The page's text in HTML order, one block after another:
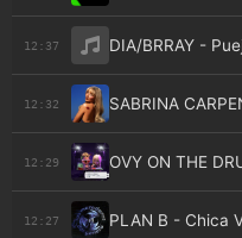
12:37 DIA/BRRAY -
12:32 SABRINA
12:29 OVY ON THE
12:27 PLAN B - Chica